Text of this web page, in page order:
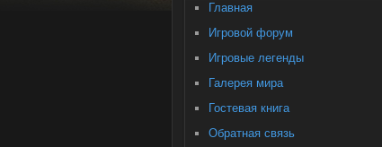
Главная
Игровой форум
Игровые легенды
Галерея мира
Гостевая книга
Обратная связь